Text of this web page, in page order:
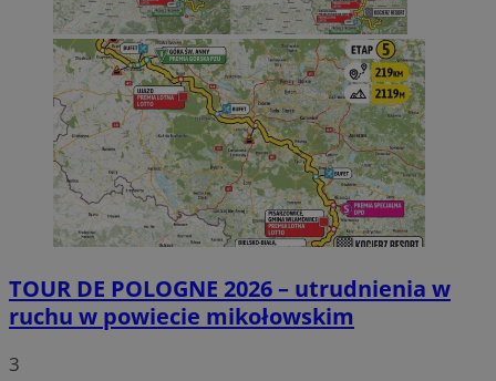
TOUR DE POLOGNE 2026 – utrudnienia w
ruchu w powiecie mikołowskim
3